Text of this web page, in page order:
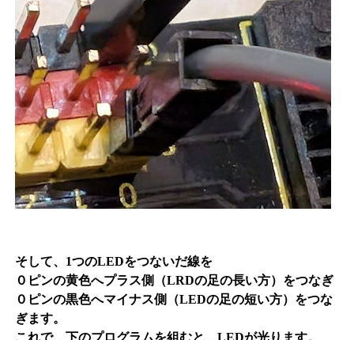
そして、1つのLEDをつないだ線を
０ピンの黄色へプラス側（LRDの足の長い方）をつなぎ
０ピンの黒色へマイナス側（LEDの足の短い方）をつな
ぎます。
これで、下のプログラムを組むと、LEDが光ります。